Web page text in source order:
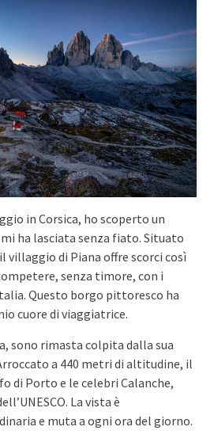
in Corsica, ho scoperto un
ha lasciata senza fiato. Situato
villaggio di Piana offre scorci così
senza timore, con i
Questo borgo pittoresco ha
cuore di viaggiatrice.
sono rimasta colpita dalla sua
a 440 metri di altitudine, il
di Porto e le celebri Calanche,
La vista è
e muta a ogni ora del giorno.